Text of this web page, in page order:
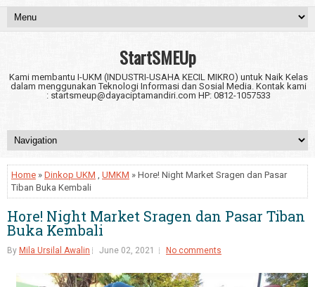
StartSMEUp
Kami membantu I-UKM (INDUSTRI-USAHA KECIL MIKRO) untuk Naik Kelas
dalam menggunakan Teknologi Informasi dan Sosial Media. Kontak kami
: startsmeup@dayaciptamandiri.com HP: 0812-1057533
Home » Dinkop UKM , UMKM » Hore! Night Market Sragen dan Pasar
Tiban Buka Kembali
Hore! Night Market Sragen dan Pasar Tiban
Buka Kembali
By Mila Ursilal Awalin June 02, 2021 No comments